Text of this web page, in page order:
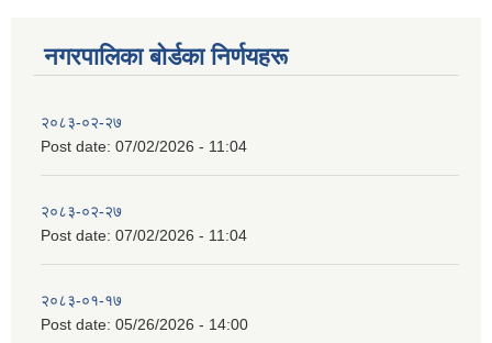
नगरपालिका बाेर्डका निर्णयहरू
२०८३-०२-२७
Post date: 07/02/2026 - 11:04
२०८३-०२-२७
Post date: 07/02/2026 - 11:04
२०८३-०१-१७
Post date: 05/26/2026 - 14:00